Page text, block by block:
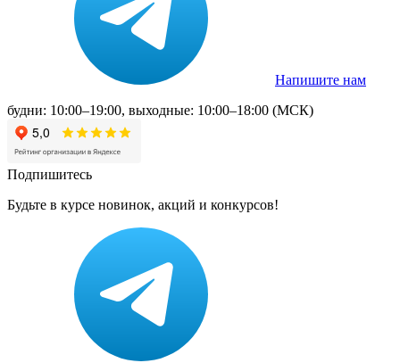
Напишите нам
будни: 10:00–19:00, выходные: 10:00–18:00 (МСК)
Подпишитесь
Будьте в курсе новинок, акций и конкурсов!